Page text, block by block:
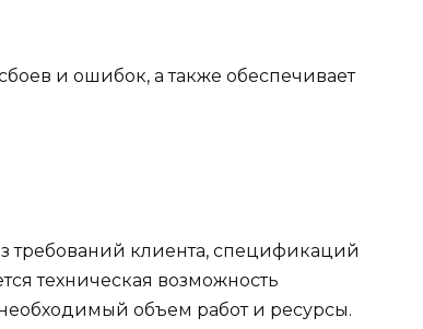
и ошибок, а также обеспечивает
требований клиента, спецификаций
техническая возможность
объем работ и ресурсы.